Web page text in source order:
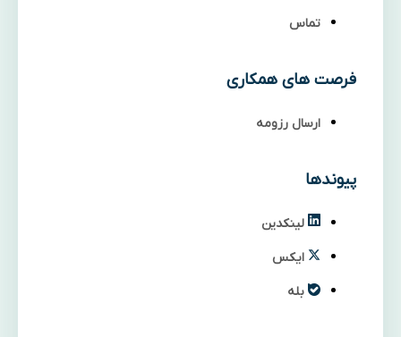
تماس
فرصت های همکاری
ارسال رزومه
پیوندها
لینکدین
ایکس
بله